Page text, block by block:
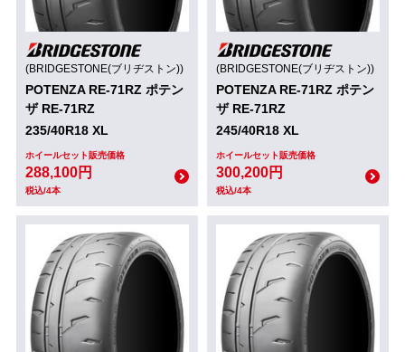
(BRIDGESTONE(ブリヂストン))
POTENZA RE-71RZ ポテン
ザ RE-71RZ
235/40R18 XL
ホイールセット販売価格
288,100円
税込/4本
(BRIDGESTONE(ブリヂストン))
POTENZA RE-71RZ ポテン
ザ RE-71RZ
245/40R18 XL
ホイールセット販売価格
300,200円
税込/4本